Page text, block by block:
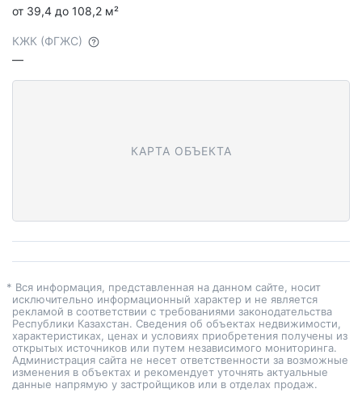
от 39,4 до 108,2 м²
КЖК (ФГЖС)
—
КАРТА ОБЪЕКТА
* Вся информация, представленная на данном сайте, носит
исключительно информационный характер и не является
рекламой в соответствии с требованиями законодательства
Республики Казахстан. Сведения об объектах недвижимости,
характеристиках, ценах и условиях приобретения получены из
открытых источников или путем независимого мониторинга.
Администрация сайта не несет ответственности за возможные
изменения в объектах и рекомендует уточнять актуальные
данные напрямую у застройщиков или в отделах продаж.